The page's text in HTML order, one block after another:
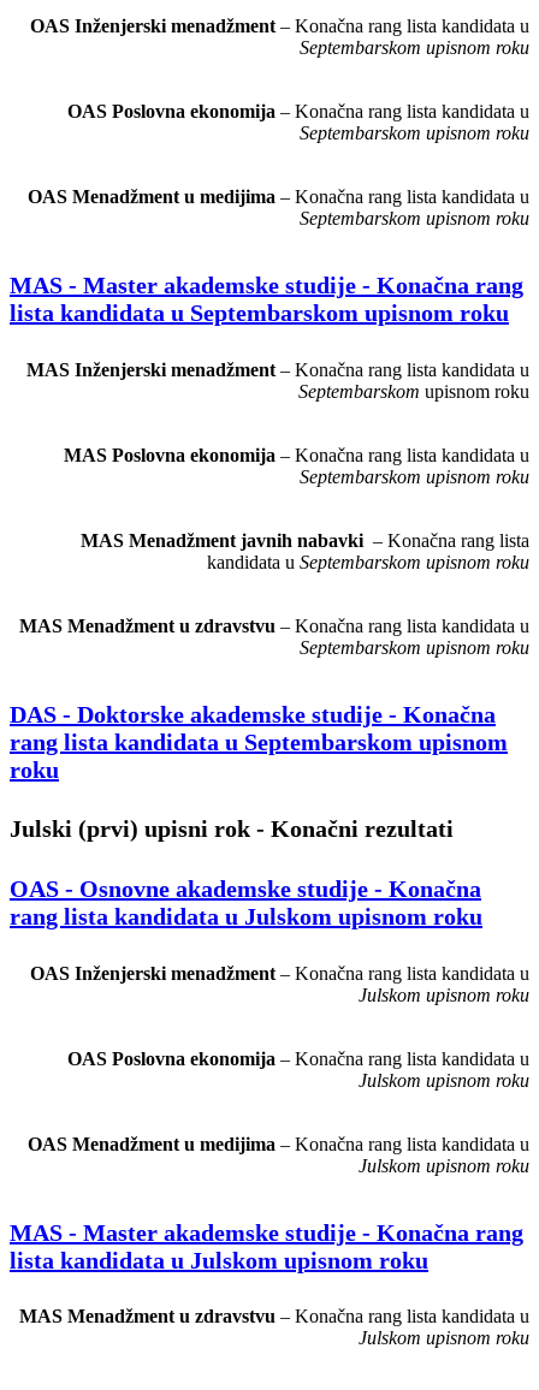
OAS Inženjerski menadžment – Konačna rang lista kandidata u
Septembarskom upisnom roku
OAS Poslovna ekonomija – Konačna rang lista kandidata u
Septembarskom upisnom roku
OAS Menadžment u medijima – Konačna rang lista kandidata u
Septembarskom upisnom roku
MAS - Master akademske studije - Konačna rang
lista kandidata u Septembarskom upisnom roku
MAS Inženjerski menadžment – Konačna rang lista kandidata u
Septembarskom upisnom roku
MAS Poslovna ekonomija – Konačna rang lista kandidata u
Septembarskom upisnom roku
MAS Menadžment javnih nabavki – Konačna rang lista
kandidata u Septembarskom upisnom roku
MAS Menadžment u zdravstvu – Konačna rang lista kandidata u
Septembarskom upisnom roku
DAS - Doktorske akademske studije - Konačna
rang lista kandidata u Septembarskom upisnom
roku
Julski (prvi) upisni rok - Konačni rezultati
OAS - Osnovne akademske studije - Konačna
rang lista kandidata u Julskom upisnom roku
OAS Inženjerski menadžment – Konačna rang lista kandidata u
Julskom upisnom roku
OAS Poslovna ekonomija – Konačna rang lista kandidata u
Julskom upisnom roku
OAS Menadžment u medijima – Konačna rang lista kandidata u
Julskom upisnom roku
MAS - Master akademske studije - Konačna rang
lista kandidata u Julskom upisnom roku
MAS Menadžment u zdravstvu – Konačna rang lista kandidata u
Julskom upisnom roku